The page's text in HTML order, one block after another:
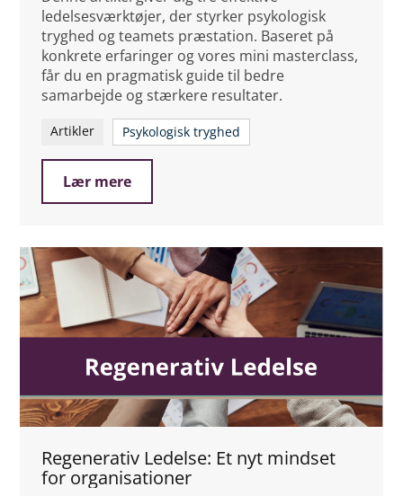
ledelsesværktøjer, der styrker psykologisk
tryghed og teamets præstation. Baseret på
konkrete erfaringer og vores mini masterclass,
får du en pragmatisk guide til bedre
samarbejde og stærkere resultater.
Artikler Psykologisk tryghed
Lær mere
Regenerativ Ledelse: Et nyt mindset
for organisationer